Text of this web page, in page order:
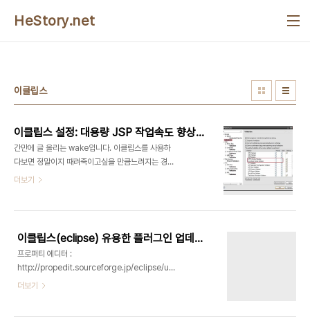
HeStory.net
이클립스
이클립스 설정: 대용량 JSP 작업속도 향상 팁
간만에 글 올리는 wake입니다. 이클립스를 사용하
다보면 정말이지 때려죽이고싶을 만큼느려지는 경우
가 종종 있습니다. 3000라인이 넘는 JSP를 편집하
경우 왠만한 오피스프로그램보다 훨씬 무겁습니다.
가끔 시스템의 메모리 사용량을 보면 최상위에 가장
오랬동안 위치하는 프로세스가 eclipse 이지요.. ㅠ
ㅠ 이클립스는 많은 기능과 엄청나게 다양한 설정을
영어로 내장하고 있어서 사실상 개발하기도 바쁘다
저도 지금까지 그런 쪽이였구요. 이 이야기를 왜 했냐
더보기
이클립스(eclipse) 유용한 플러그인 업데이트 주소들
프로퍼티 에디터 :
http://propedit.sourceforge.jp/eclipse/updates
(*.properties 파일의 한글 인코딩, 디코딩 시 사용
더보기